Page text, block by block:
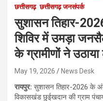
छत्तीसगढ़ छत्तीसगढ़ जनसंपर्क
सुशासन तिहार-
शिविर में उमड़ा
के ग्रामीणों ने
May 19, 2026 News Desk
​रायपुर:सुशासन तिहार-2026 के
विकासखंड छुईखदान की ग्राम